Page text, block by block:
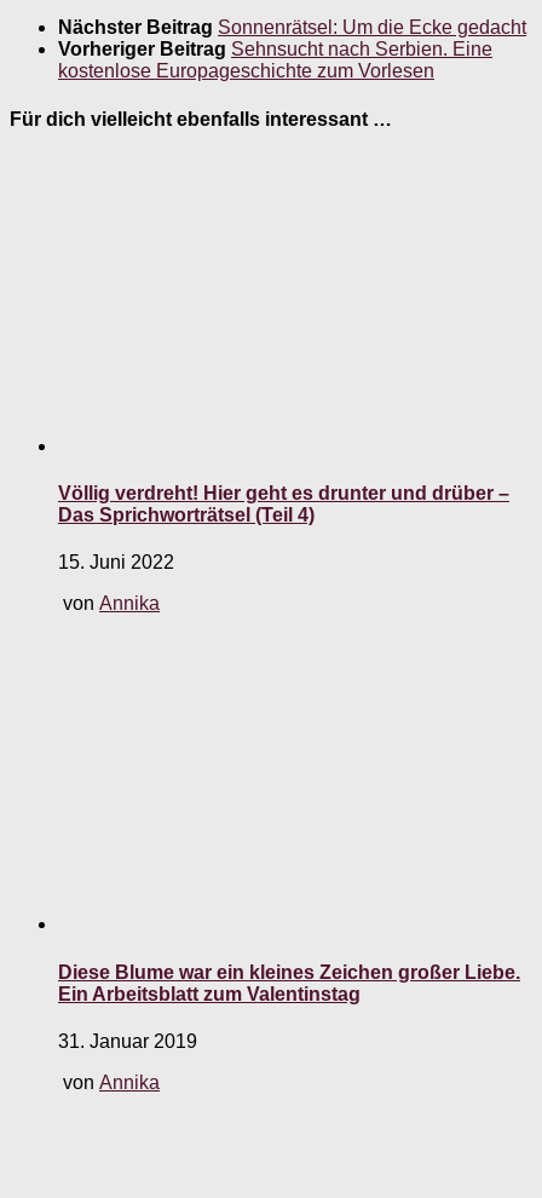
Nächster Beitrag Sonnenrätsel: Um die Ecke gedacht
Vorheriger Beitrag Sehnsucht nach Serbien. Eine
kostenlose Europageschichte zum Vorlesen
Für dich vielleicht ebenfalls interessant …
Völlig verdreht! Hier geht es drunter und drüber –
Das Sprichworträtsel (Teil 4)
15. Juni 2022
von Annika
Diese Blume war ein kleines Zeichen großer Liebe.
Ein Arbeitsblatt zum Valentinstag
31. Januar 2019
von Annika